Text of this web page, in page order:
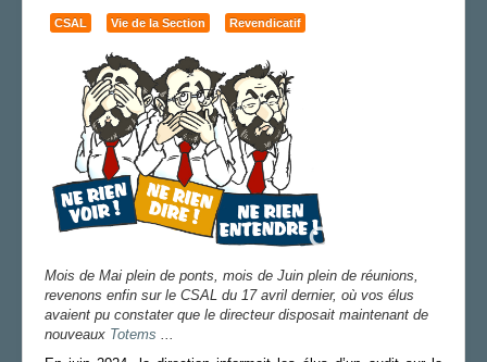
Action sociale
JOURNAL LOCAL
LA SECTION
AGENDA
ADHÉRER
CSAL Vie de la Section Revendicatif
Mois de Mai plein de ponts, mois de Juin plein de réunions,
revenons enfin sur le CSAL du 17 avril dernier, où vos élus
avaient pu constater que le directeur disposait maintenant de
nouveaux Totems